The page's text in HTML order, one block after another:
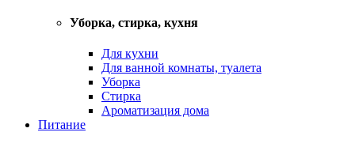
Уборка, стирка, кухня
Для кухни
Для ванной комнаты, туалета
Уборка
Стирка
Ароматизация дома
Питание